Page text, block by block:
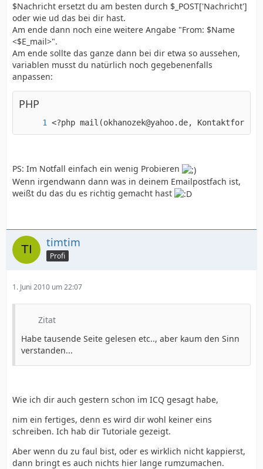
$Nachricht ersetzt du am besten durch $_POST['Nachricht']
oder wie ud das bei dir hast.
Am ende dann noch eine weitere Angabe "From: $Name
<$E_mail>".
Am ende sollte das ganze dann bei dir etwa so aussehen,
variablen musst du natürlich noch gegebenenfalls
anpassen:
PHP
<?php mail(okhanozek@yahoo.de,
PS: Im Notfall einfach ein wenig Probieren
Wenn irgendwann dann was in deinem Emailpostfach ist,
weißt du das du es richtig gemacht hast
timtim
Profi
1. Juni 2010 um 22:07
Zitat
Habe tausende Seite gelesen etc.., aber kaum den Sinn
verstanden...
Wie ich dir auch gestern schon im ICQ gesagt habe,
nim ein fertiges, denn es wird dir wohl keiner eins
schreiben. Ich hab dir Tutoriale gezeigt.
Aber wenn du zu faul bist, oder es wirklich nicht kappierst,
dann bringt es auch nichts hier lange rumzumachen.